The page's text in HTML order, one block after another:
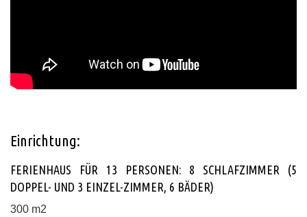
Einrichtung:
FERIENHAUS FÜR 13 PERSONEN: 8 SCHLAFZIMMER (5
DOPPEL- UND 3 EINZEL-ZIMMER, 6 BÄDER)
300 m2